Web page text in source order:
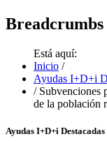
Breadcrumbs
Está aquí:
Inicio /
Ayudas I+D+i
/ Subvenciones
de la población
Ayudas I+D+i Destacadas